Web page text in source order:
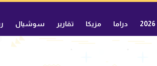
دراما مزيكا تقارير سوشيال